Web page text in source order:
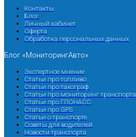
Контакты
Блог
Личный кабинет
Оферта
Обработка персональных данных
Блог «МониторингАвто»
Экспертное мнение
Статьи про топливо
Статьи про тахограф
Статьи про мониторинг транспорта
Статьи про ГЛОНАСС
Статьи про GPS
Статьи о транспорте
Советы для водителей
Новости транспорта